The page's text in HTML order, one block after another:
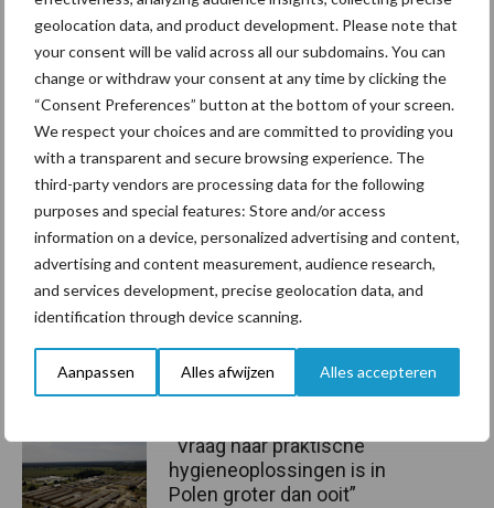
geolocation data, and product development. Please note that
your consent will be valid across all our subdomains. You can
change or withdraw your consent at any time by clicking the
“Consent Preferences” button at the bottom of your screen.
We respect your choices and are committed to providing you
with a transparent and secure browsing experience. The
third-party vendors are processing data for the following
purposes and special features: Store and/or access
information on a device, personalized advertising and content,
advertising and content measurement, audience research,
and services development, precise geolocation data, and
identification through device scanning.
Aanpassen Alles afwijzen Alles accepteren
Aanbevolen voor jou!
ForFarmers ziet volume en
marktaandeel groeien in
krimpende Nederlandse
Tien praktische tips voor
een langere levensduur
“Vraag naar praktische
hygieneoplossingen is in
Polen groter dan ooit”